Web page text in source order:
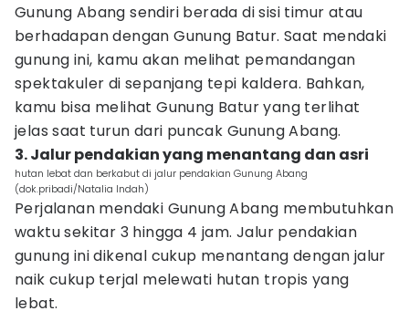
Gunung Abang sendiri berada di sisi timur atau
berhadapan dengan Gunung Batur. Saat mendaki
gunung ini, kamu akan melihat pemandangan
spektakuler di sepanjang tepi kaldera. Bahkan,
kamu bisa melihat Gunung Batur yang terlihat
jelas saat turun dari puncak Gunung Abang.
3. Jalur pendakian yang menantang dan asri
hutan lebat dan berkabut di jalur pendakian Gunung Abang
(dok.pribadi/Natalia Indah)
Perjalanan mendaki Gunung Abang membutuhkan
waktu sekitar 3 hingga 4 jam. Jalur pendakian
gunung ini dikenal cukup menantang dengan jalur
naik cukup terjal melewati hutan tropis yang
lebat.